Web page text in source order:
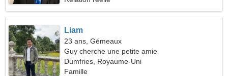
Liam
23 ans, Gémeaux
Guy cherche une petite amie
Dumfries, Royaume-Uni
Famille